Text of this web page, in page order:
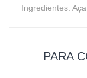
Ingredientes:
PARA